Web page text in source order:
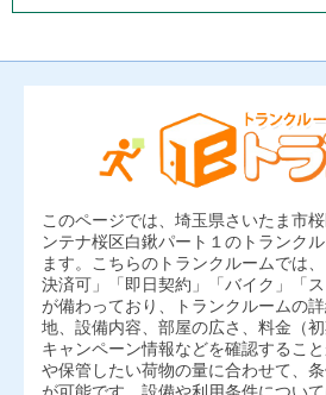
このページでは、埼玉県さいたま市
ンテナ桜区白鍬パート１のトランク
ます。こちらのトランクルームでは
決済可」「即日契約」「バイク」「ス
が備わっており、トランクルームの
地、設備内容、部屋の広さ、料金（初
キャンペーン情報などを確認するこ
や保管したい荷物の量に合わせて、